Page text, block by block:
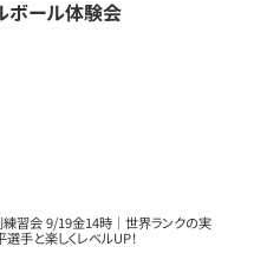
ボール体験会
習会 9/19金14時｜世界ランクの実
手と楽しくレベルUP！